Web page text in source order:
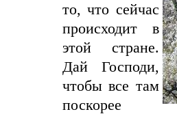
то, что сейчас
происходит в
этой стране.
Дай Господи,
чтобы все там
поскорее